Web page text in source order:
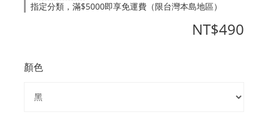
指定分類，滿$5000即享免運費（限台灣本島地區）
NT$490
顏色